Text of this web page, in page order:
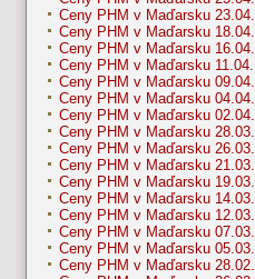
Ceny PHM v Maďarsku 23.04.
Ceny PHM v Maďarsku 18.04.
Ceny PHM v Maďarsku 16.04.
Ceny PHM v Maďarsku 11.04.
Ceny PHM v Maďarsku 09.04.
Ceny PHM v Maďarsku 04.04.
Ceny PHM v Maďarsku 02.04.
Ceny PHM v Maďarsku 28.03.
Ceny PHM v Maďarsku 26.03.
Ceny PHM v Maďarsku 21.03.
Ceny PHM v Maďarsku 19.03.
Ceny PHM v Maďarsku 14.03.
Ceny PHM v Maďarsku 12.03.
Ceny PHM v Maďarsku 07.03.
Ceny PHM v Maďarsku 05.03.
Ceny PHM v Maďarsku 28.02.